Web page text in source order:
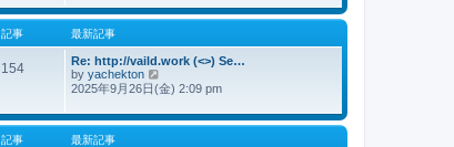
記事 最新記事
154
Re: http://vaild.work (<>) Se…
by yachekton
新
事
2025年9月26日(金) 2:09 pm
記事 最新記事